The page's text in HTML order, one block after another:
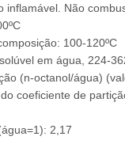
inflamável. Não
100-120ºC
em água, 224-
(n-octanol/água)
coeficiente de
2,17